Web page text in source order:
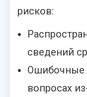
рисков:
сведений
Ошибочные
вопросах